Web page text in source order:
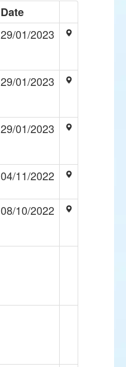
Date
29/01/2023
29/01/2023
29/01/2023
04/11/2022
08/10/2022